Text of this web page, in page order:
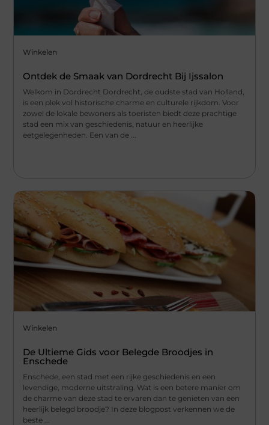
Winkelen
Ontdek de Smaak van Dordrecht Bij Ijssalon
Welkom in Dordrecht Dordrecht, de oudste stad van Holland,
is een plek vol historische charme en culturele rijkdom. Voor
zowel de lokale bewoners als toeristen biedt deze prachtige
stad een mix van geschiedenis, natuur en heerlijke
eetgelegenheden. Een van de ...
Winkelen
De Ultieme Gids voor Belegde Broodjes in
Enschede
Enschede, een stad met een rijke geschiedenis en een
levendige, moderne uitstraling. Wat is een betere manier om
de charme van deze stad te ervaren dan te genieten van een
heerlijk belegd broodje? In deze blogpost verkennen we de
beste ...